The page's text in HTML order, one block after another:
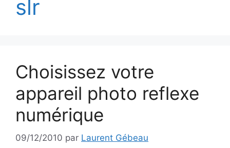
slr
Choisissez votre
appareil photo reflexe
numérique
09/12/2010 par Laurent Gébeau